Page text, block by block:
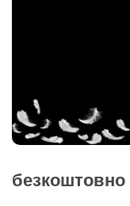
безкоштовно